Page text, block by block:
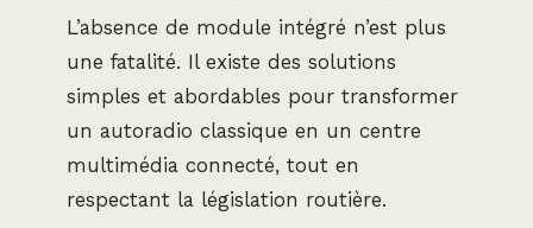
L’absence de module intégré n’est plus
une fatalité. Il existe des solutions
simples et abordables pour transformer
un autoradio classique en un centre
multimédia connecté, tout en
respectant la législation routière.